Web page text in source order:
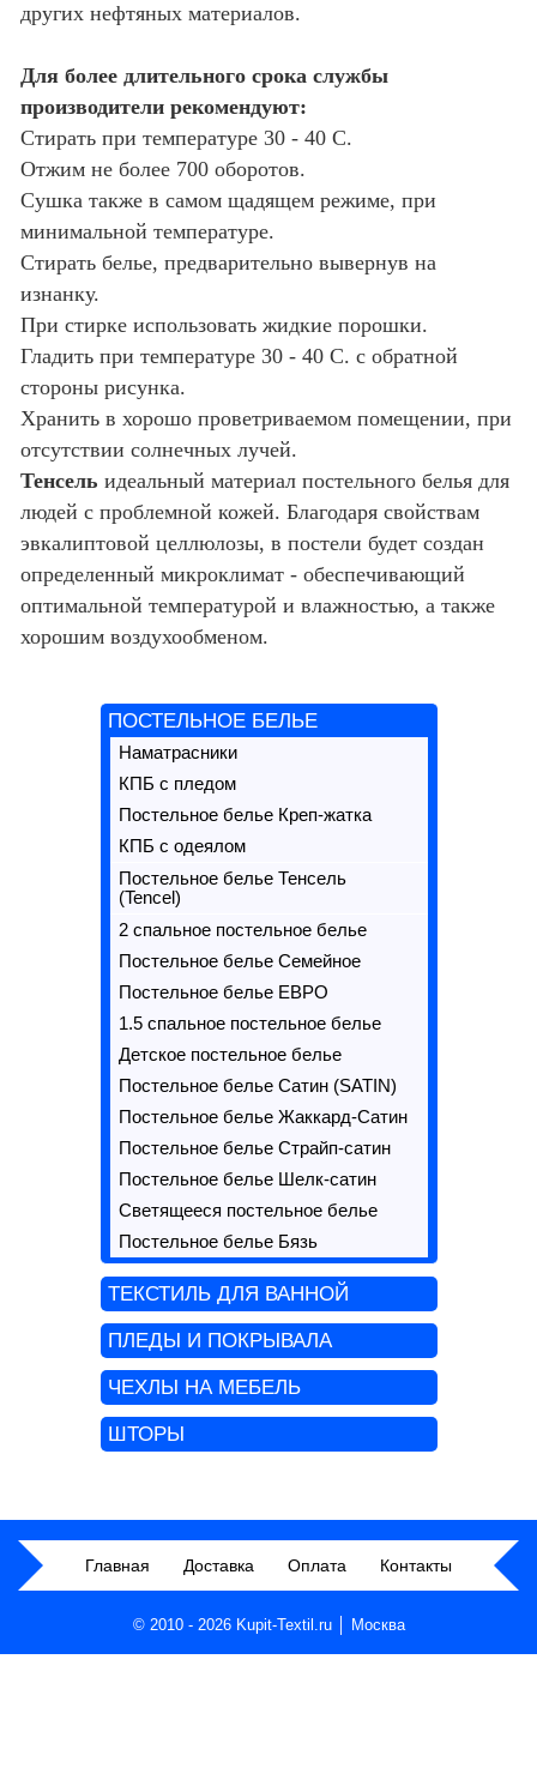
ПОСТЕЛЬНОЕ БЕЛЬЕ
Наматрасники
КПБ с пледом
Постельное белье Креп-жатка
КПБ с одеялом
Постельное белье Тенсель
(Tencel)
2 спальное постельное белье
Постельное белье Семейное
Постельное белье ЕВРО
1.5 спальное постельное белье
Детское постельное белье
Постельное белье Сатин (SATIN)
Постельное белье Жаккард-Сатин
Постельное белье Страйп-сатин
Постельное белье Шелк-сатин
Светящееся постельное белье
Постельное белье Бязь
ТЕКСТИЛЬ ДЛЯ ВАННОЙ
ПЛЕДЫ И ПОКРЫВАЛА
ЧЕХЛЫ НА МЕБЕЛЬ
ШТОРЫ
других нефтяных материалов.
Для более длительного срока службы
производители рекомендуют:
Стирать при температуре 30 - 40 С.
Отжим не более 700 оборотов.
Сушка также в самом щадящем режиме, при
минимальной температуре.
Стирать белье, предварительно вывернув на
изнанку.
При стирке использовать жидкие порошки.
Гладить при температуре 30 - 40 С. с обратной
стороны рисунка.
Хранить в хорошо проветриваемом помещении, при
отсутствии солнечных лучей.
Тенсель идеальный материал постельного белья для
людей с проблемной кожей. Благодаря свойствам
эвкалиптовой целлюлозы, в постели будет создан
определенный микроклимат - обеспечивающий
оптимальной температурой и влажностью, а также
хорошим воздухообменом.
Главная Доставка Оплата Контакты
© 2010 - 2026 Kupit-Textil.ru │ Москва